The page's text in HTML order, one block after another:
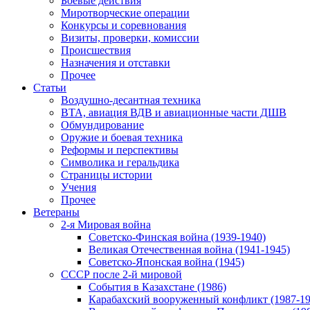
Миротворческие операции
Конкурсы и соревнования
Визиты, проверки, комиссии
Происшествия
Назначения и отставки
Прочее
Статьи
Воздушно-десантная техника
ВТА, авиация ВДВ и авиационные части ДШВ
Обмундирование
Оружие и боевая техника
Реформы и перспективы
Символика и геральдика
Страницы истории
Учения
Прочее
Ветераны
2-я Мировая война
Советско-Финская война (1939-1940)
Великая Отечественная война (1941-1945)
Советско-Японская война (1945)
СССР после 2-й мировой
События в Казахстане (1986)
Карабахский вооруженный конфликт (1987-